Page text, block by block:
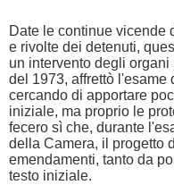
Date le continue vicende
e rivolte dei detenuti,
un intervento degli
del 1973, affrettò l'esame
cercando di apportare
iniziale, ma proprio le
fecero sì che, durante
della Camera, il progetto
emendamenti, tanto da
testo iniziale.